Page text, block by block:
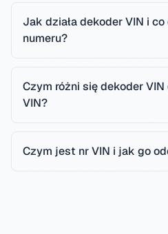
Jak działa dekoder VIN i
numeru?
Czym różni się dekoder
VIN?
Czym jest nr VIN i jak go